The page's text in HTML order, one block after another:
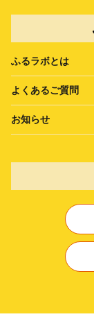
ふるラボとは
よくあるご質問
お知らせ